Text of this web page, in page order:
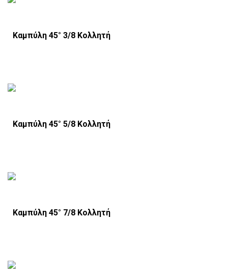
Καμπύλη 45° 3/8 Κολλητή
Καμπύλη 45° 5/8 Κολλητή
Καμπύλη 45° 7/8 Κολλητή